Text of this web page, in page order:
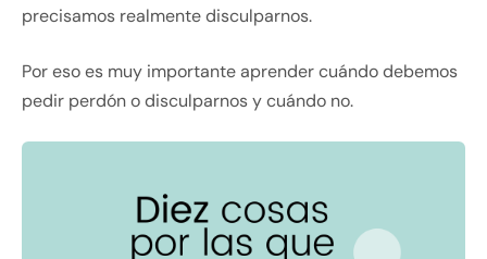
precisamos realmente disculparnos.
Por eso es muy importante aprender cuándo debemos
pedir perdón o disculparnos y cuándo no.